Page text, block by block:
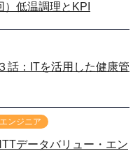
低温調理とKPI
話：ITを活用した健康管
ンジニア
データバリュー・エン